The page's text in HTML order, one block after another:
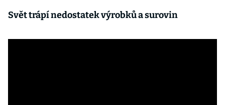
Svět trápí nedostatek výrobků a surovin